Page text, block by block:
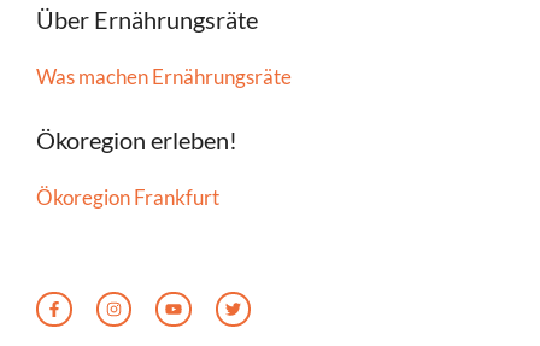
Über Ernährungsräte
Was machen Ernährungsräte
Ökoregion erleben!
Ökoregion Frankfurt